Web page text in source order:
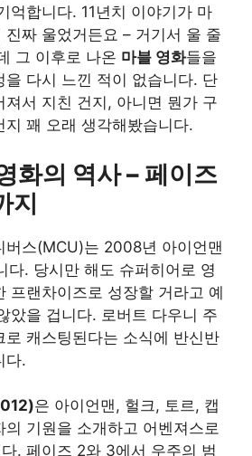
억합니다. 11년치 이야기가 마
진짜 울었거든요 – 거기서 울 줄
그 이후로 나온 마블 영화들을
을 다시 느낀 적이 없습니다. 단
져서 지친 건지, 아니면 뭔가 구
지 꽤 오래 생각해봤습니다.
화의 역사 – 페이즈
지
버스(MCU)는 2008년 아이언맨
다. 당시만 해도 슈퍼히어로 영
프랜차이즈로 성장할 거라고 예
았을 겁니다. 로버트 다우니 주
로 캐스팅된다는 소식에 반신반
다.
은 아이언맨, 헐크, 토르, 캡
의 기원을 소개하고 어벤져스로
. 페이즈 2와 3에서 우주의 범